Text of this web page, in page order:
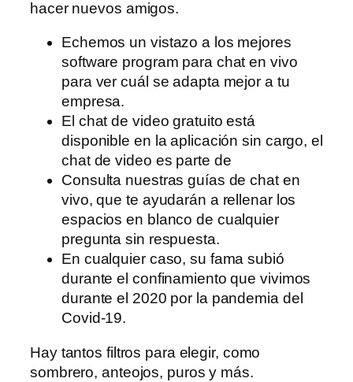
hacer nuevos amigos.
Echemos un vistazo a los mejores
software program para chat en vivo
para ver cuál se adapta mejor a tu
empresa.
El chat de video gratuito está
disponible en la aplicación sin cargo, el
chat de video es parte de
Consulta nuestras guías de chat en
vivo, que te ayudarán a rellenar los
espacios en blanco de cualquier
pregunta sin respuesta.
En cualquier caso, su fama subió
durante el confinamiento que vivimos
durante el 2020 por la pandemia del
Covid-19.
Hay tantos filtros para elegir, como
sombrero, anteojos, puros y más.